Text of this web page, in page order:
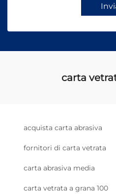
carta
acquista carta abrasiva
fornitori di carta vetrata
carta abrasiva media
carta vetrata a grana 100